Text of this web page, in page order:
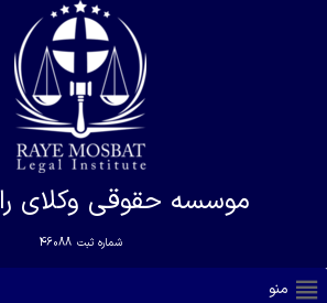
موسسه حقوقی وکلای
شماره ثبت 46088
منو